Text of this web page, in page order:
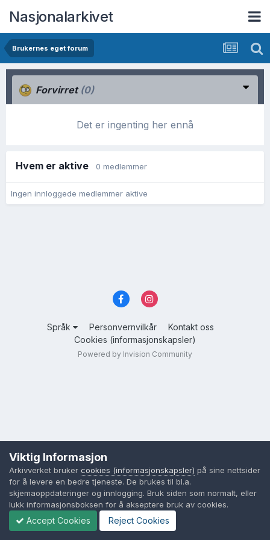
Nasjonalarkivet
Brukernes eget forum
Forvirret (0)
Det er ingenting her ennå
Hvem er aktive 0 medlemmer
Ingen innloggede medlemmer aktive
Språk Personvernvilkår
Kontakt oss
Cookies (informasjonskapsler)
Powered by Invision Community
Viktig Informasjon
Arkivverket bruker cookies (informasjonskapsler) på sine nettsider
for å levere en bedre tjeneste. De brukes til bl.a.
skjemaoppdateringer og innlogging. Bruk siden som normalt, eller
lukk informasjonsboksen for å akseptere bruk av cookies.
Accept Cookies Reject Cookies